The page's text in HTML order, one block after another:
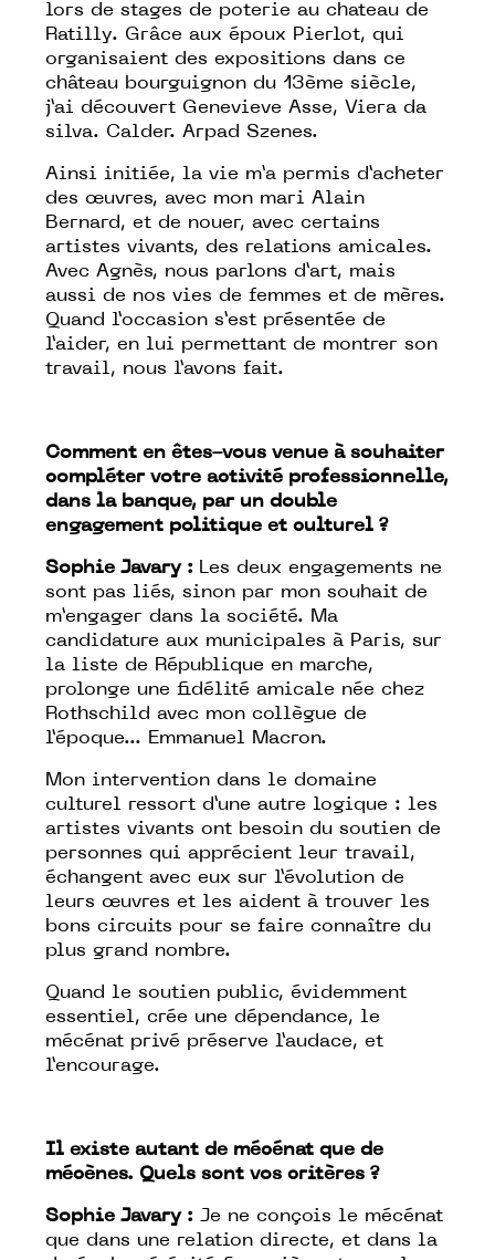
lors de stages de poterie au chateau de
Ratilly. Grâce aux époux Pierlot, qui
organisaient des expositions dans ce
château bourguignon du 13ème siècle,
j’ai découvert Genevieve Asse, Viera da
silva. Calder. Arpad Szenes.
Ainsi initiée, la vie m’a permis d’acheter
des œuvres, avec mon mari Alain
Bernard, et de nouer, avec certains
artistes vivants, des relations amicales.
Avec Agnès, nous parlons d’art, mais
aussi de nos vies de femmes et de mères.
Quand l’occasion s’est présentée de
l’aider, en lui permettant de montrer son
travail, nous l’avons fait.
Comment en êtes-vous venue à souhaiter
compléter votre activité professionnelle,
dans la banque, par un double
engagement politique et culturel ?
Sophie Javary : Les deux engagements ne
sont pas liés, sinon par mon souhait de
m’engager dans la société. Ma
candidature aux municipales à Paris, sur
la liste de République en marche,
prolonge une fidélité amicale née chez
Rothschild avec mon collègue de
l’époque... Emmanuel Macron.
Mon intervention dans le domaine
culturel ressort d’une autre logique : les
artistes vivants ont besoin du soutien de
personnes qui apprécient leur travail,
échangent avec eux sur l’évolution de
leurs œuvres et les aident à trouver les
bons circuits pour se faire connaître du
plus grand nombre.
Quand le soutien public, évidemment
essentiel, crée une dépendance, le
mécénat privé préserve l’audace, et
l’encourage.
Il existe autant de mécénat que de
mécènes. Quels sont vos critères ?
Sophie Javary : Je ne conçois le mécénat
que dans une relation directe, et dans la